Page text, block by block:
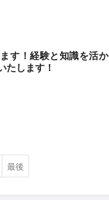
す！経験と知識を活か
たします！
最後